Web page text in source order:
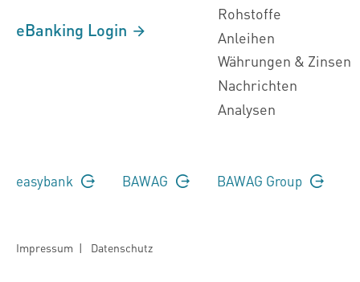
eBanking Login
Rohstoffe
Anleihen
Währungen & Zinsen
Nachrichten
Analysen
easybank BAWAG BAWAG Group
Impressum | Datenschutz